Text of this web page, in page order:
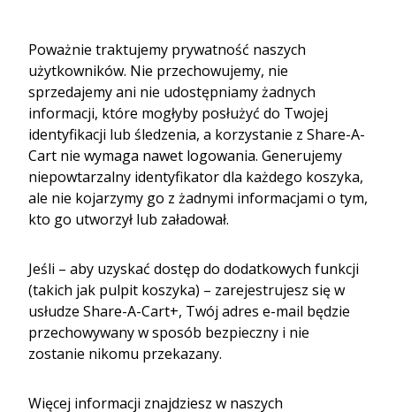
Poważnie traktujemy prywatność naszych
użytkowników. Nie przechowujemy, nie
sprzedajemy ani nie udostępniamy żadnych
informacji, które mogłyby posłużyć do Twojej
identyfikacji lub śledzenia, a korzystanie z Share-A-
Cart nie wymaga nawet logowania. Generujemy
niepowtarzalny identyfikator dla każdego koszyka,
ale nie kojarzymy go z żadnymi informacjami o tym,
kto go utworzył lub załadował.
Jeśli – aby uzyskać dostęp do dodatkowych funkcji
(takich jak pulpit koszyka) – zarejestrujesz się w
usłudze Share-A-Cart+, Twój adres e-mail będzie
przechowywany w sposób bezpieczny i nie
zostanie nikomu przekazany.
Więcej informacji znajdziesz w naszych